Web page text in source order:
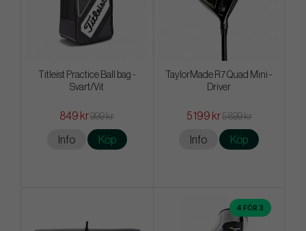
Titleist Practice Ball bag -
Svart/Vit
849 kr999 kr
Info Köp
TaylorMade R7 Quad Mini -
Driver
5 199 kr5 899 kr
Info Köp
4 FÖR 3